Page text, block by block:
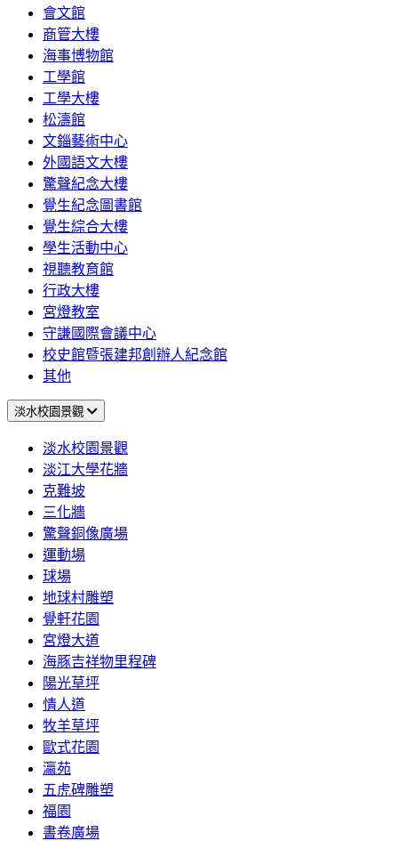
會文館
商管大樓
海事博物館
工學館
工學大樓
松濤館
文錙藝術中心
外國語文大樓
驚聲紀念大樓
覺生紀念圖書館
覺生綜合大樓
學生活動中心
視聽教育館
行政大樓
宮燈教室
守謙國際會議中心
校史館暨張建邦創辦人紀念館
其他
淡水校園景觀
淡水校園景觀
淡江大學花牆
克難坡
三化牆
驚聲銅像廣場
運動場
球場
地球村雕塑
覺軒花園
宮燈大道
海豚吉祥物里程碑
陽光草坪
情人道
牧羊草坪
歐式花園
瀛苑
五虎碑雕塑
福園
書卷廣場